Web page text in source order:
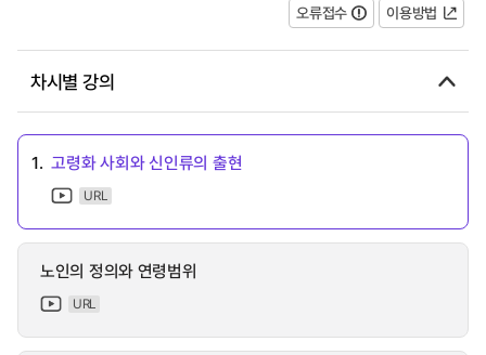
오류접수 이용방법
차시별 강의
1. 고령화 사회와 신인류의 출현
URL
노인의 정의와 연령범위
URL